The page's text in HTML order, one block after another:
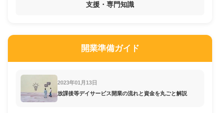
支援・専門知識
開業準備ガイド
2023年01月13日
放課後等デイサービス開業の流れと資金を丸ごと解説